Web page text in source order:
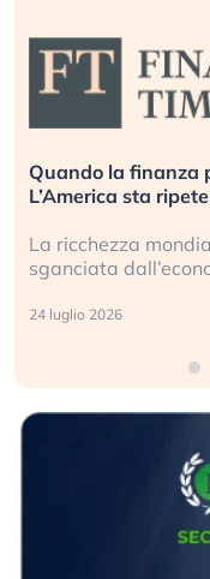
Russia e Cina
investitori stanno
Gli investitori tech
geopolitico: il (…)
17 luglio 2026